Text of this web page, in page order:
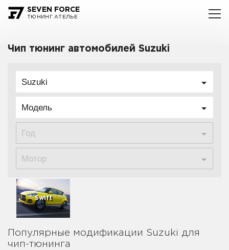
SEVEN FORCE
ТЮНИНГ АТЕЛЬЕ
Чип тюнинг автомобилей Suzuki
Suzuki
Модель
Год
Мотор
Swift
Популярные модификации Suzuki для
чип-тюнинга